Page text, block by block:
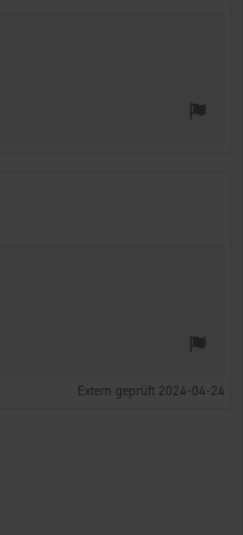
Extern geprüft 2024-04-24